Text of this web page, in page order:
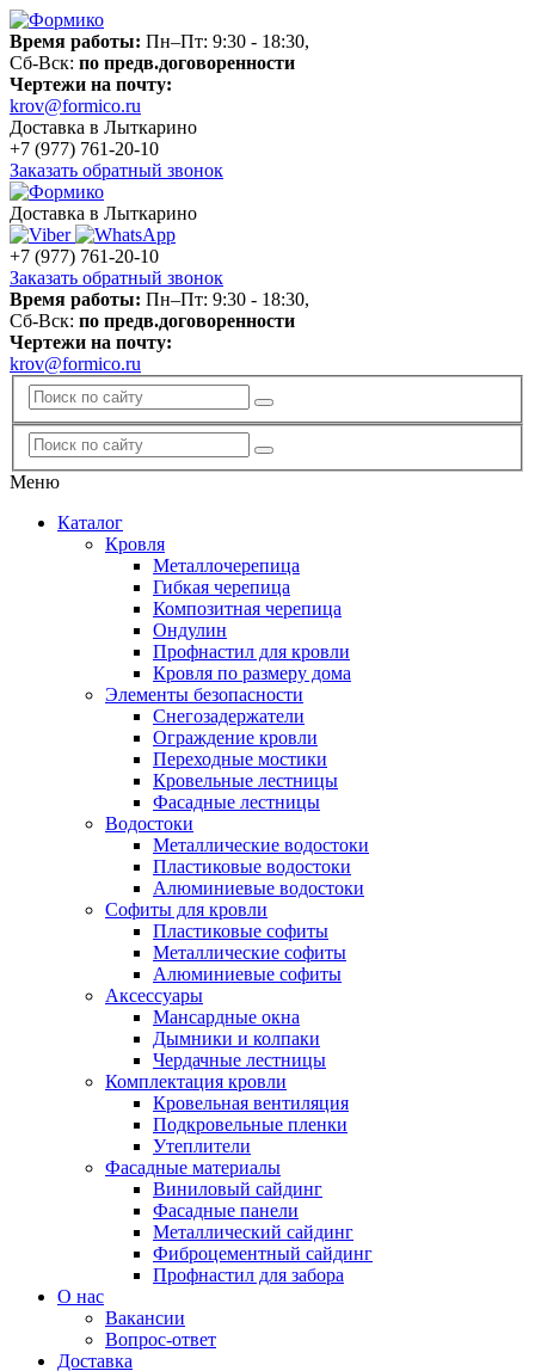
Время работы: Пн–Пт: 9:30 - 18:30,
Сб-Вск: по предв.договоренности
Чертежи на почту:
krov@formico.ru
Доставка в Лыткарино
+7 (977) 761-20-10
Заказать обратный звонок
Доставка в Лыткарино
+7 (977) 761-20-10
Заказать обратный звонок
Время работы: Пн–Пт: 9:30 - 18:30,
Сб-Вск: по предв.договоренности
Чертежи на почту:
krov@formico.ru
Меню
Каталог
Кровля
Металлочерепица
Гибкая черепица
Композитная черепица
Ондулин
Профнастил для кровли
Кровля по размеру дома
Элементы безопасности
Снегозадержатели
Ограждение кровли
Переходные мостики
Кровельные лестницы
Фасадные лестницы
Водостоки
Металлические водостоки
Пластиковые водостоки
Алюминиевые водостоки
Софиты для кровли
Пластиковые софиты
Металлические софиты
Алюминиевые софиты
Аксессуары
Мансардные окна
Дымники и колпаки
Чердачные лестницы
Комплектация кровли
Кровельная вентиляция
Подкровельные пленки
Утеплители
Фасадные материалы
Виниловый сайдинг
Фасадные панели
Металлический сайдинг
Фиброцементный сайдинг
Профнастил для забора
О нас
Вакансии
Вопрос-ответ
Доставка